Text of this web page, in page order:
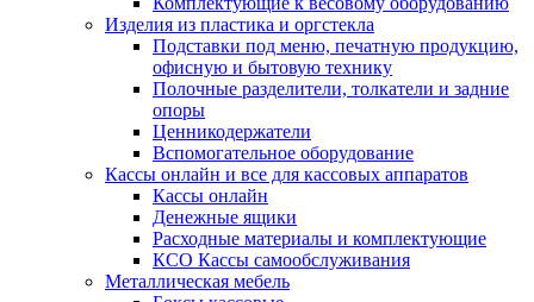
Изделия из пластика и оргстекла
Подставки под меню, печатную продукцию,
офисную и бытовую технику
Полочные разделители, толкатели и задние
опоры
Ценникодержатели
Вспомогательное оборудование
Кассы онлайн и все для кассовых аппаратов
Кассы онлайн
Денежные ящики
Расходные материалы и комплектующие
КСО Кассы самообслуживания
Металлическая мебель